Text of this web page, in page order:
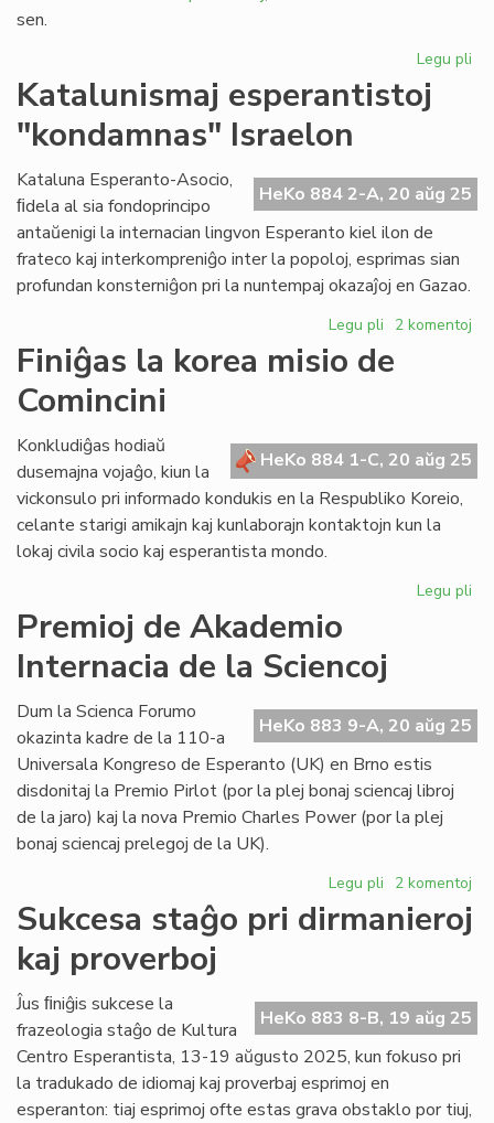
sen.
Legu pli
de
Katalunismaj esperantistoj
"kondamnas" Israelon
HeKo 884 2-A, 20 aŭg 25
Kataluna Esperanto-Asocio,
ﬁdela al sia fondoprincipo
antaŭenigi la internacian lingvon Esperanto kiel ilon de
frateco kaj interkompreniĝo inter la popoloj, esprimas sian
profundan konsterniĝon pri la nuntempaj okazaĵoj en Gazao.
Legu pli pri
esperantistoj
2 komentoj
Finiĝas la korea misio de
Comincini
HeKo 884 1-C, 20 aŭg 25
Konkludiĝas hodiaŭ
dusemajna vojaĝo, kiun la
vickonsulo pri informado kondukis en la Respubliko Koreio,
celante starigi amikajn kaj kunlaborajn kontaktojn kun la
lokaj civila socio kaj esperantista mondo.
Legu pli
de
Premioj de Akademio
Internacia de la Sciencoj
HeKo 883 9-A, 20 aŭg 25
Dum la Scienca Forumo
okazinta kadre de la 110-a
Universala Kongreso de Esperanto (UK) en Brno estis
disdonitaj la Premio Pirlot (por la plej bonaj sciencaj libroj
de la jaro) kaj la nova Premio Charles Power (por la plej
bonaj sciencaj prelegoj de la UK).
Legu pli pri
Premioj
de
de
la
Sciencoj
2 komentoj
Sukcesa staĝo pri dirmanieroj
kaj proverboj
HeKo 883 8-B, 19 aŭg 25
Ĵus ﬁniĝis sukcese la
frazeologia staĝo de Kultura
Centro Esperantista, 13-19 aŭgusto 2025, kun fokuso pri
la tradukado de idiomaj kaj proverbaj esprimoj en
esperanton: tiaj esprimoj ofte estas grava obstaklo por tiuj,